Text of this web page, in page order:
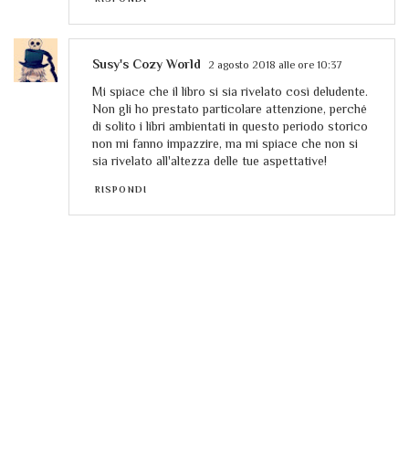
Susy's Cozy World 2 agosto 2018 alle ore 10:37
Mi spiace che il libro si sia rivelato così deludente.
Non gli ho prestato particolare attenzione, perché
di solito i libri ambientati in questo periodo storico
non mi fanno impazzire, ma mi spiace che non si
sia rivelato all'altezza delle tue aspettative!
RISPONDI